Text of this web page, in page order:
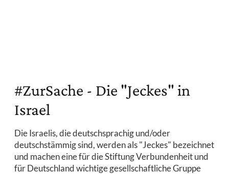
#ZurSache - Die "Jeckes" in
Israel
Die Israelis, die deutschsprachig und/oder
deutschstämmig sind, werden als "Jeckes" bezeichnet
und machen eine für die Stiftung Verbundenheit und
für Deutschland wichtige gesellschaftliche Gruppe